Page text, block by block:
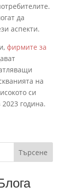
да
аспекти.
фирмите за
на
си
година.
Търсене